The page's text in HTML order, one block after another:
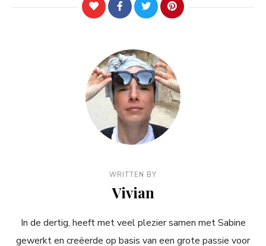
WRITTEN BY
Vivian
In de dertig, heeft met veel plezier samen met Sabine
gewerkt en creëerde op basis van een grote passie voor